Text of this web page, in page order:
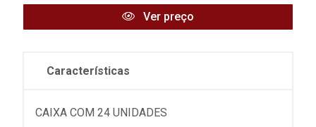
Ver preço
Características
CAIXA COM 24 UNIDADES